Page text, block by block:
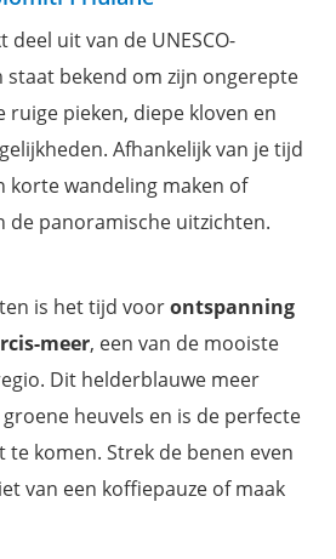
uit van de UNESCO-
bekend om zijn ongerepte
ruige pieken, diepe kloven en
Afhankelijk van je tijd
korte wandeling maken of
de panoramische uitzichten.
is het tijd voorontspanning
meer, een van de mooiste
Dit helderblauwe meer
heuvels en is de perfecte
komen. Strek de benen even
van een koffiepauze of maak